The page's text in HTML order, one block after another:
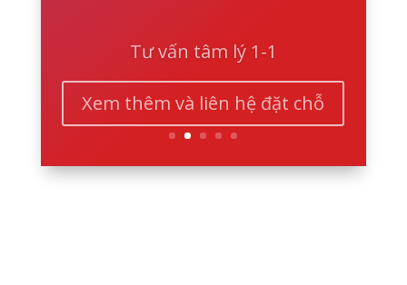
Tư vấn tâm lý 1-1
Xem thêm và liên hệ đặt chỗ